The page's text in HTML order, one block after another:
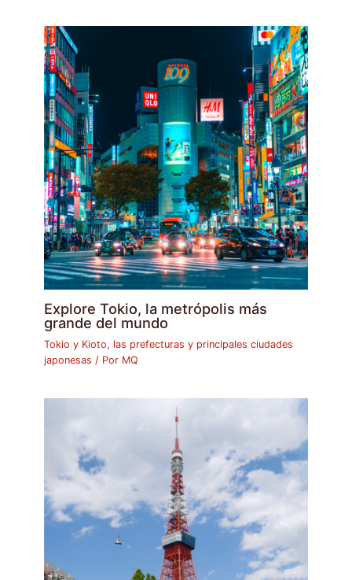
Explore Tokio, la metrópolis más
grande del mundo
Tokio y Kioto, las prefecturas y principales ciudades
japonesas / Por MQ